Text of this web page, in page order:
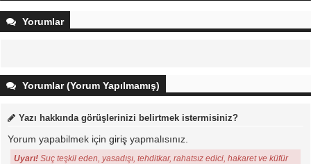
Yorumlar
Yorumlar (Yorum Yapılmamış)
Yazı hakkında görüşlerinizi belirtmek istermisiniz?
Yorum yapabilmek için giriş yapmalısınız.
Uyarı! Suç teşkil eden, yasadışı, tehditkar, rahatsız edici, hakaret ve küfür